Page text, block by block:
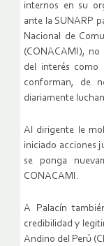
internos en su
ante la SUNARP
Nacional de
(CONACAMI), no
del interés como
conforman, de
diariamente
Al dirigente le
iniciado acciones
se ponga
CONACAMI.
A Palacín
credibilidad y
Andino del Perú